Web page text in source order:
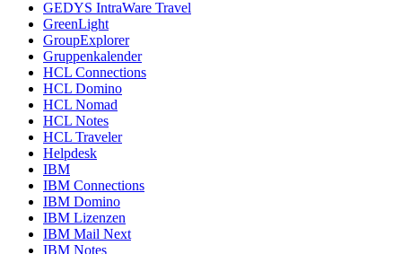
GEDYS IntraWare Travel
GreenLight
GroupExplorer
Gruppenkalender
HCL Connections
HCL Domino
HCL Nomad
HCL Notes
HCL Traveler
Helpdesk
IBM
IBM Connections
IBM Domino
IBM Lizenzen
IBM Mail Next
IBM Notes